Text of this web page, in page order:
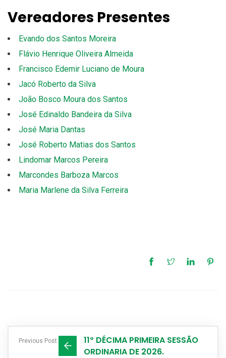
Vereadores Presentes
Evando dos Santos Moreira
Flávio Henrique Oliveira Almeida
Francisco Edemir Luciano de Moura
Jacó Roberto da Silva
João Bosco Moura dos Santos
José Edinaldo Bandeira da Silva
José Maria Dantas
José Roberto Matias dos Santos
Lindomar Marcos Pereira
Marcondes Barboza Marcos
Maria Marlene da Silva Ferreira
Previous Post
11º DÉCIMA PRIMEIRA SESSÃO
ORDINARIA DE 2026.